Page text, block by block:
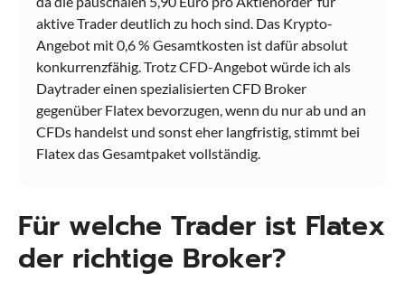
4.3
VS
Wähle Broker Aus
aktive Trader deutlich zu hoch sind. Das Krypto-
Angebot mit 0,6 % Gesamtkosten ist dafür absolut
konkurrenzfähig. Trotz CFD-Angebot würde ich als
Daytrader einen spezialisierten CFD Broker
gegenüber Flatex bevorzugen, wenn du nur ab und an
CFDs handelst und sonst eher langfristig, stimmt bei
Flatex das Gesamtpaket vollständig.
Für welche Trader ist Flatex
der richtige Broker?